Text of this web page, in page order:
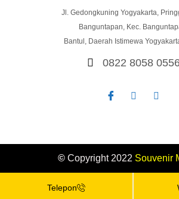
Jl. Gedongkuning Yogyakarta,
Banguntapan, Kec.
Bantul, Daerah Istimewa
0822 8058
© Copyright 2022 Souvenir
Telepon